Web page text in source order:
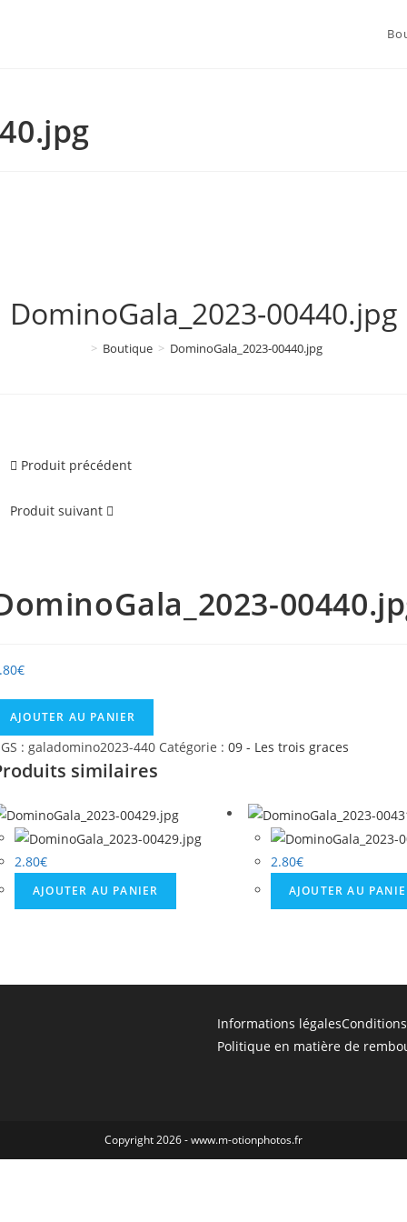
DominoGala_2023-00440.jpg
> Boutique > DominoGala_2023-00440.jpg
Produit précédent
Produit suivant
€
quantité
AJOUTER AU PANIER
: galadomino2023-440 Catégorie : 09 - Les trois graces
similaires
2.80€
AJOUTER AU PANIER
2.80€
AJOUTER AU
Informations légales
Politique en matière de
Copyright 2026 - www.m-otionphotos.fr